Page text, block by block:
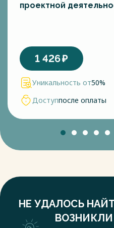
проектной
1 426₽
Уникальность от50%
Доступпосле оплаты
НЕ УДАЛОСЬ